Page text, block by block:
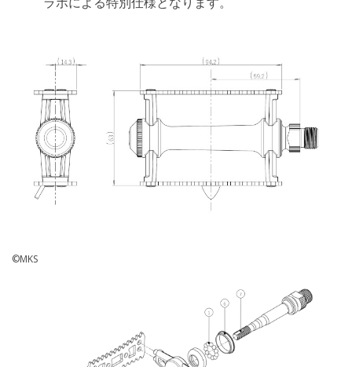
©MKS